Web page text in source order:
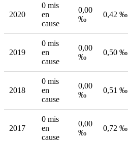
2020
0 mis
en
cause
0,00
‰
0,42 ‰
2019
0 mis
en
cause
0,00
‰
0,50 ‰
2018
0 mis
en
cause
0,00
‰
0,51 ‰
2017
0 mis
en
cause
0,00
‰
0,72 ‰